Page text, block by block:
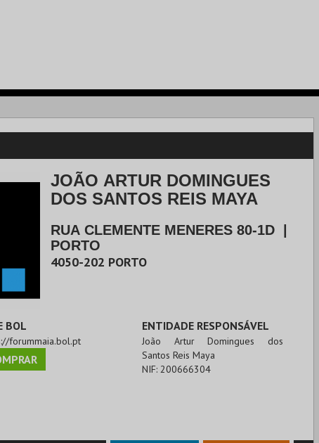
JOÃO ARTUR DOMINGUES
DOS SANTOS REIS MAYA
RUA CLEMENTE MENERES 80-1D
PORTO
4050-202 PORTO
BOL
forummaia.bol.pt
ENTIDADE RESPONSÁVEL
João Artur Domingues dos
Santos Reis Maya
NIF:200666304